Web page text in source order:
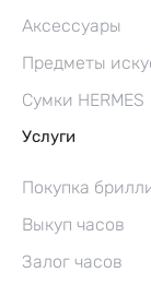
Аксессуары
Предметы
Сумки HERMES
Услуги
Покупка
Выкуп часов
Залог часов